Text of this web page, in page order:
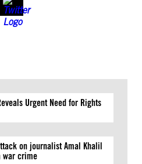
Urgent Need for Rights
on journalist Amal Khalil
war crime